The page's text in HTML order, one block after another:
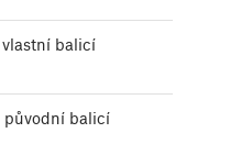
balicí
původní balicí